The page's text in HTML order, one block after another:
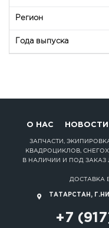
О НАС НОВОСТИ
ЗАПЧАСТИ,
КВАДРОЦИКЛОВ,
В НАЛИЧИИ И ПОД
ДОСТАВКА
ТАТАРСТАН,
+7